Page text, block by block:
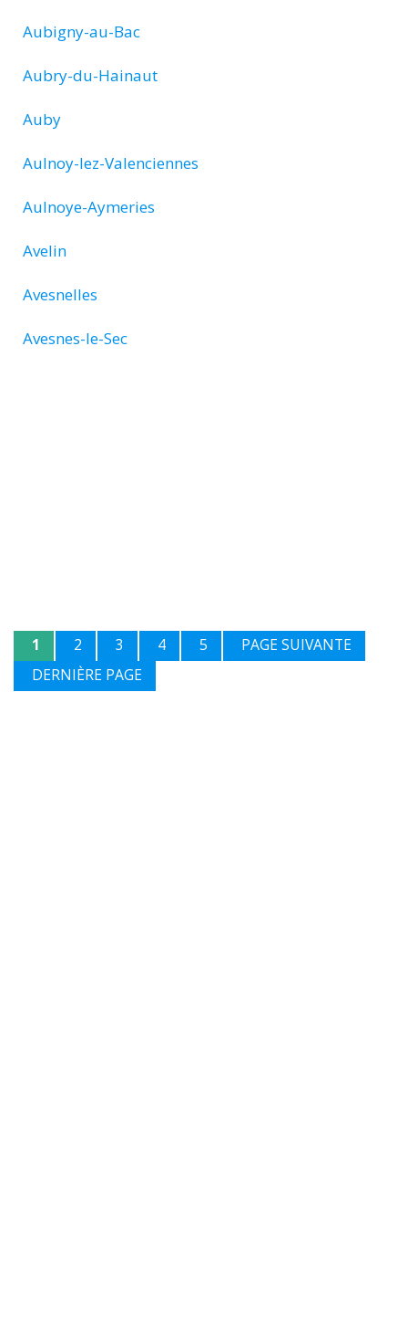
Aubigny-au-Bac
Aubry-du-Hainaut
Auby
Aulnoy-lez-Valenciennes
Aulnoye-Aymeries
Avelin
Avesnelles
Avesnes-le-Sec
1 2 3 4 5
PAGE SUIVANTE
DERNIÈRE PAGE